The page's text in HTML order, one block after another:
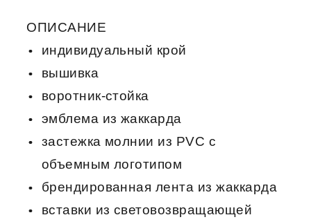
ОПИСАНИЕ
индивидуальный крой
вышивка
воротник-стойка
эмблема из жаккарда
застежка молнии из PVC с
объемным логотипом
брендированная лента из жаккарда
вставки из световозвращающей